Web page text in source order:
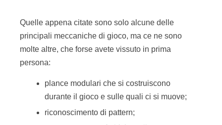
e premi
Ilcontesto, l’astrazione , iruoli e leregole
permettono di far salire a bordo i giocatori e
iniziare a giocare; ma senza uno
difficile avere la motivazione di continuare a
giocare! La sfida e ilraggiungimento di un
obiettivo
tempo prefissato